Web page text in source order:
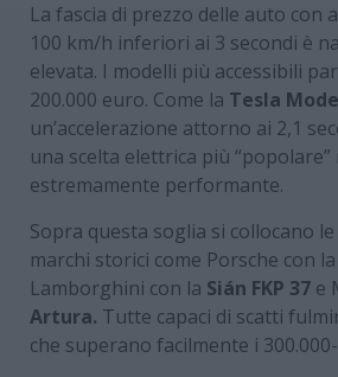
La fascia di prezzo delle auto con
100 km/h inferiori ai 3 secondi è
elevata. I modelli più accessibili
200.000 euro. Come la Tesla
un’accelerazione attorno ai 2,1
una scelta elettrica più “popolare”
estremamente performante.
Sopra questa soglia si collocano
marchi storici come Porsche con la
Lamborghini con la Sián FKP 37 e
Artura. Tutte capaci di scatti
che superano facilmente i